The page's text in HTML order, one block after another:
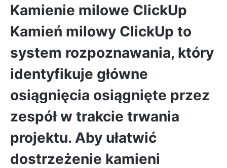
Kamienie milowe ClickUp
Kamień milowy ClickUp to
system rozpoznawania, który
identyfikuje główne
osiągnięcia osiągnięte przez
zespół w trakcie trwania
projektu. Aby ułatwić
dostrzeżenie kamieni